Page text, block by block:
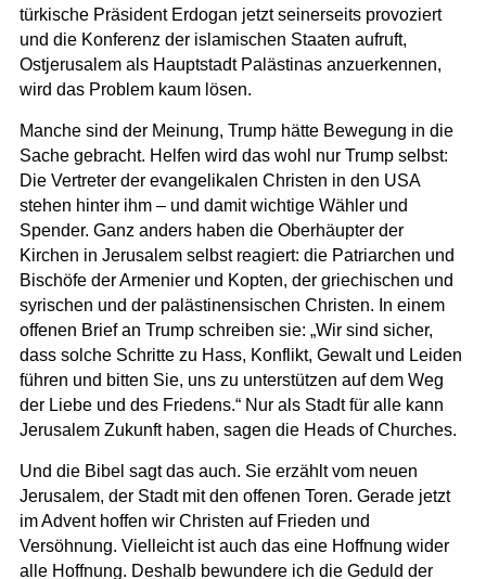
türkische Präsident Erdogan jetzt seinerseits provoziert
und die Konferenz der islamischen Staaten aufruft,
Ostjerusalem als Hauptstadt Palästinas anzuerkennen,
wird das Problem kaum lösen.
Manche sind der Meinung, Trump hätte Bewegung in die
Sache gebracht. Helfen wird das wohl nur Trump selbst:
Die Vertreter der evangelikalen Christen in den USA
stehen hinter ihm – und damit wichtige Wähler und
Spender. Ganz anders haben die Oberhäupter der
Kirchen in Jerusalem selbst reagiert: die Patriarchen und
Bischöfe der Armenier und Kopten, der griechischen und
syrischen und der palästinensischen Christen. In einem
offenen Brief an Trump schreiben sie: „Wir sind sicher,
dass solche Schritte zu Hass, Konflikt, Gewalt und Leiden
führen und bitten Sie, uns zu unterstützen auf dem Weg
der Liebe und des Friedens.“ Nur als Stadt für alle kann
Jerusalem Zukunft haben, sagen die Heads of Churches.
Und die Bibel sagt das auch. Sie erzählt vom neuen
Jerusalem, der Stadt mit den offenen Toren. Gerade jetzt
im Advent hoffen wir Christen auf Frieden und
Versöhnung. Vielleicht ist auch das eine Hoffnung wider
alle Hoffnung. Deshalb bewundere ich die Geduld der